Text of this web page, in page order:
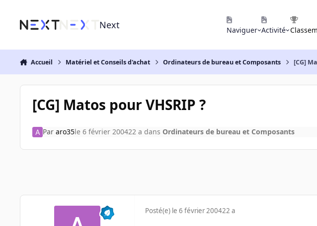
Next Naviguer Activité
Accueil Matériel et Conseils d'achat Ordinateurs de bureau et Composants [CG]
[CG] Matos pour VHSRIP ?
Par aro35le 6 février 200422 a dans Ordinateurs de bureau et Composants
Posté(e) le 6 février 200422 a